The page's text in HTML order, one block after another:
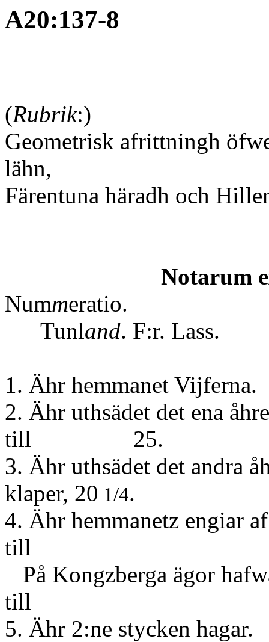
A20:137-8
(Rubrik:)
Geometrisk afrittningh
lähn,
Färentuna häradh och
Notarum
Numm
Tunland. F:r. Lass.
1. Ähr hemmanet Vijferna.
2. Ähr uthsädet det ena
till 25.
3. Ähr uthsädet det andra
klaper, 20 1/4.
4. Ähr hemmanetz engiar
till
På Kongzberga ägor
till
5. Ähr 2:ne stycken hagar.